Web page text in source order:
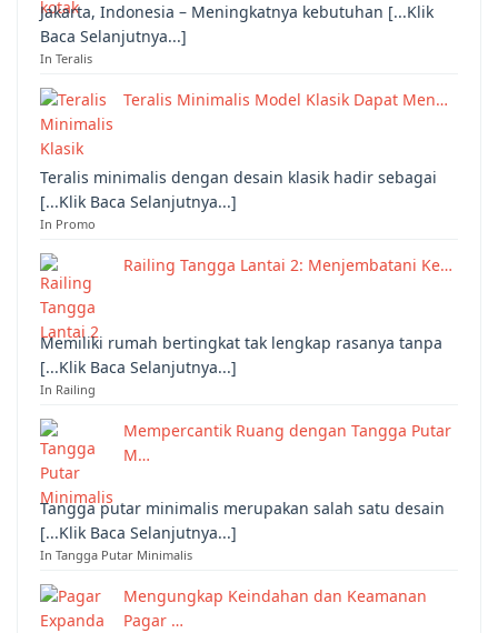
Jakarta, Indonesia – Meningkatnya kebutuhan [...Klik
Baca Selanjutnya...]
In Teralis
Teralis Minimalis Model Klasik Dapat Men…
Teralis minimalis dengan desain klasik hadir sebagai
[...Klik Baca Selanjutnya...]
In Promo
Railing Tangga Lantai 2: Menjembatani Ke…
Memiliki rumah bertingkat tak lengkap rasanya tanpa
[...Klik Baca Selanjutnya...]
In Railing
Mempercantik Ruang dengan Tangga Putar
M…
Tangga putar minimalis merupakan salah satu desain
[...Klik Baca Selanjutnya...]
In Tangga Putar Minimalis
Mengungkap Keindahan dan Keamanan
Pagar …